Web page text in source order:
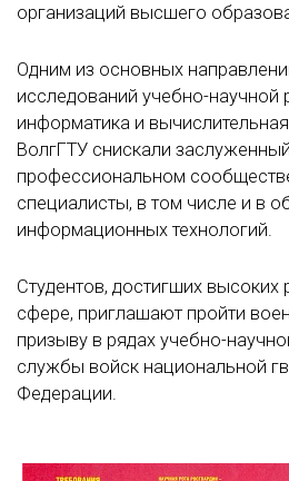
организаций высшего
Одним из основных
исследований учебно-научной
информатика и
ВолгГТУ снискали
профессиональном
специалисты, в том числе и в
информационных технологий.
Студентов, достигших высоких
сфере, приглашают пройти
призыву в рядах учебно-
службы войск национальной
Федерации.